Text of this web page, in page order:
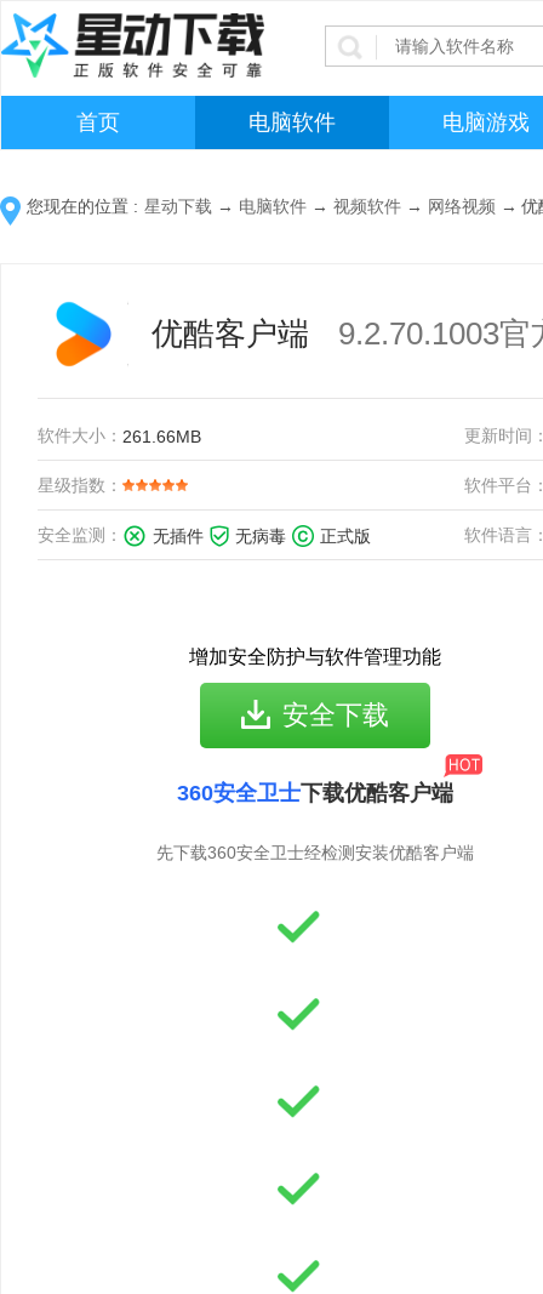
首页 电脑软件 电脑游戏
您现在的位置 : 星动下载 → 电脑软件 → 视频软件 → 网络视频 → 优
优酷客户端 9.2.70.1003官
软件大小： 261.66MB 更新时间
星级指数： 软件平台
安全监测： 无插件 无病毒 正式版 软件语言
增加安全防护与软件管理功能
安全下载
360安全卫士下载优酷客户端
先下载360安全卫士经检测安装优酷客户端